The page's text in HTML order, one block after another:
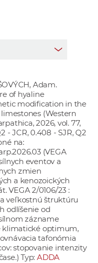
í
h
a
p
r
a
o
v
k
o
Adam.
of hyaline
modification in the
(Western
2026, vol. 77,
- JCR, 0.408 - SJR, Q2
na:
(VEGA
eventov a
zmien
a kenozoických
VEGA 2/0106/23 :
veľkostnú štruktúru
odlíšenie od
zázname
klimatické optimum,
tafonómia
stopovanie intenzity
Typ: ADDA